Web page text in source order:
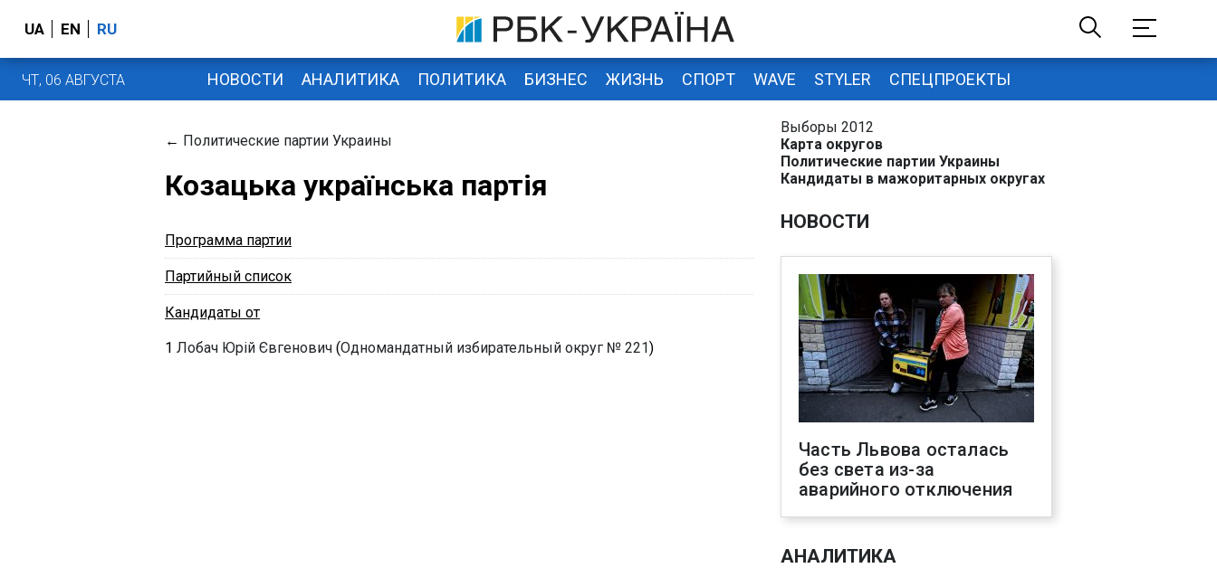
UA EN RU
ЧТ, 06 АВГУСТА НОВОСТИ АНАЛИТИКА ПОЛИТИКА БИЗНЕС ЖИЗНЬ СПОРТ WAVE STYLER СПЕЦПРОЕКТЫ
← Политические партии Украины
Козацька українська партія
Программа партии
Партийный список
Кандидаты от
1 Лобач Юрій Євгенович (Одномандатный избирательный округ № 221)
Выборы 2012
Карта округов
Политические партии Украины
Кандидаты в мажоритарных округах
НОВОСТИ
Часть Львова осталась
без света из-за
аварийного отключения
АНАЛИТИКА